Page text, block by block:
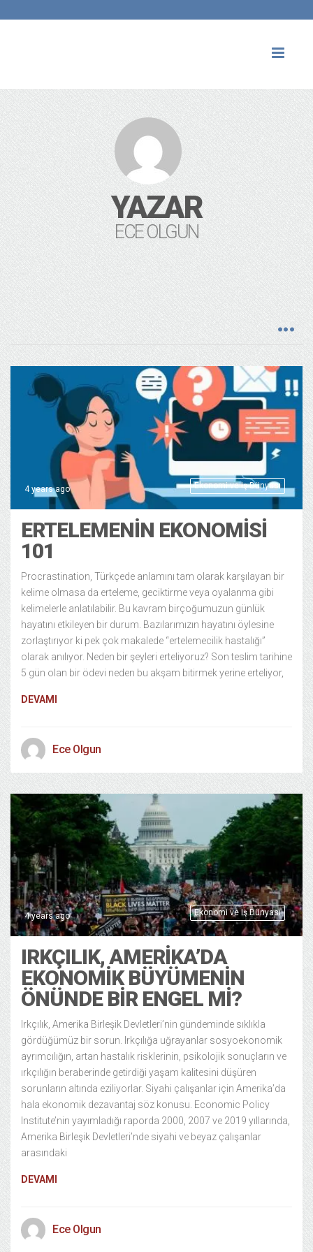
YAZAR
ECE OLGUN
Ekonomi ve Iş Dünyası
4 years ago
ERTELEMENIN EKONOMISI
101
Procrastination, Türkçede anlamını tam olarak karşılayan bir
kelime olmasa da erteleme, geciktirme veya oyalanma gibi
kelimelerle anlatılabilir. Bu kavram birçoğumuzun günlük
hayatını etkileyen bir durum. Bazılarımızın hayatını öylesine
zorlaştırıyor ki pek çok makalede “ertelemecilik hastalığı”
olarak anılıyor. Neden bir şeyleri erteliyoruz? Son teslim tarihine
5 gün olan bir ödevi neden bu akşam bitirmek yerine erteliyor,
DEVAMI
Ece Olgun
Ekonomi ve Iş Dünyası
4 years ago
IRKÇILIK, AMERIKA’DA
EKONOMIK BÜYÜMENIN
ÖNÜNDE BIR ENGEL MI?
Irkçılık, Amerika Birleşik Devletleri’nin gündeminde sıklıkla
gördüğümüz bir sorun. Irkçılığa uğrayanlar sosyoekonomik
ayrımcılığın, artan hastalık risklerinin, psikolojik sonuçların ve
ırkçılığın beraberinde getirdiği yaşam kalitesini düşüren
sorunların altında eziliyorlar. Siyahi çalışanlar için Amerika’da
hala ekonomik dezavantaj söz konusu. Economic Policy
Institute’nin yayımladığı raporda 2000, 2007 ve 2019 yıllarında,
Amerika Birleşik Devletleri’nde siyahi ve beyaz çalışanlar
arasındaki
DEVAMI
Ece Olgun